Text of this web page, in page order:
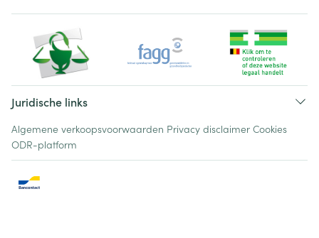
Juridische links
Algemene verkoopsvoorwaarden Privacy disclaimer Cookies
ODR-platform